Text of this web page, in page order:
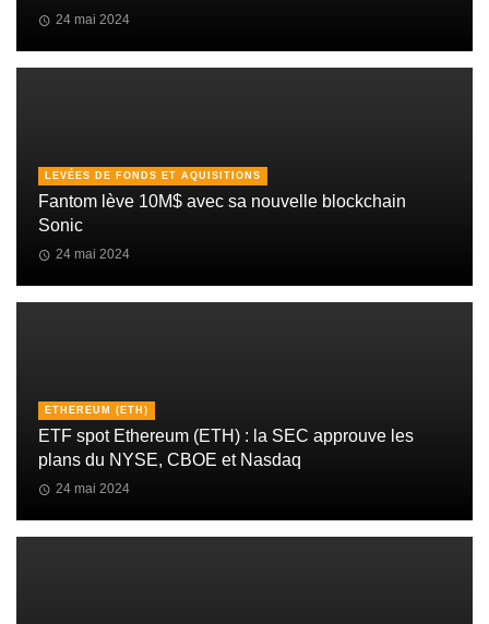
24 mai 2024
LEVÉES DE FONDS ET AQUISITIONS
Fantom lève 10M$ avec sa nouvelle blockchain
Sonic
24 mai 2024
ETHEREUM (ETH)
ETF spot Ethereum (ETH) : la SEC approuve les
plans du NYSE, CBOE et Nasdaq
24 mai 2024